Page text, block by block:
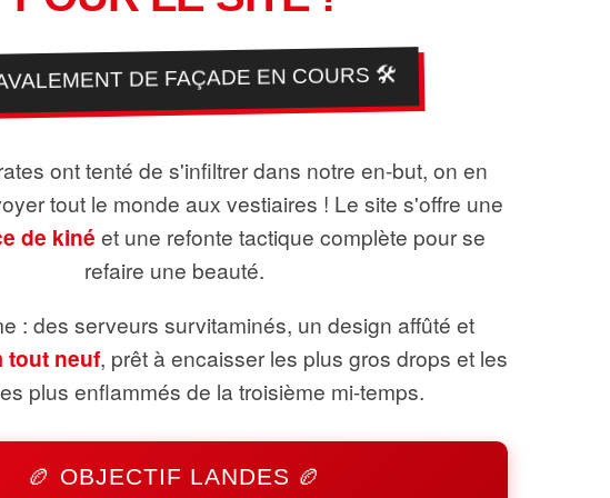
DE FAÇADE EN COURS 🛠️
ont tenté de s'infiltrer dans notre en-but, on en
tout le monde aux vestiaires ! Le site s'offre une
de kiné et une refonte tactique complète pour se
refaire une beauté.
: des serveurs survitaminés, un design affûté et
tout neuf, prêt à encaisser les plus gros drops et les
plus enflammés de la troisième mi-temps.
🏉 OBJECTIF LANDES 🏉